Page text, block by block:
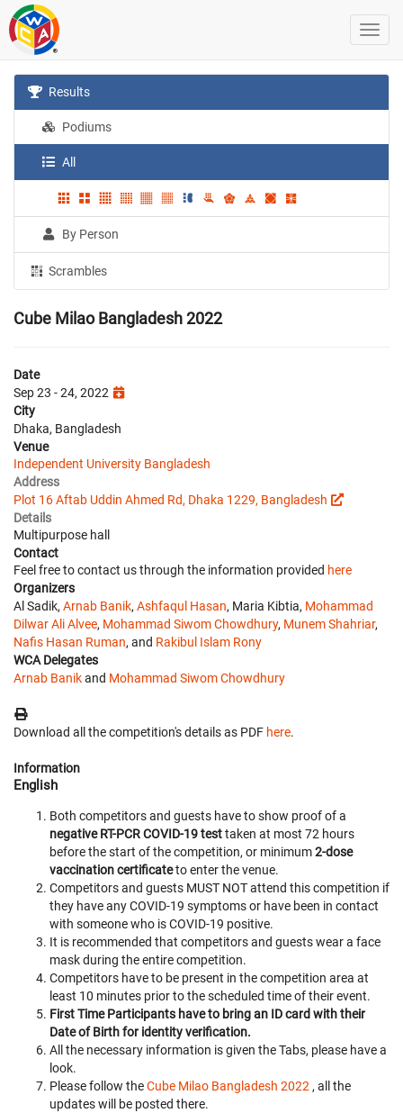
Results
Podiums
All
By Person
Scrambles
Cube Milao Bangladesh 2022
Date
Sep 23 - 24, 2022
City
Dhaka, Bangladesh
Venue
Independent University Bangladesh
Address
Plot 16 Aftab Uddin Ahmed Rd, Dhaka 1229, Bangladesh
Details
Multipurpose hall
Contact
Feel free to contact us through the information provided here
Organizers
Al Sadik, Arnab Banik, Ashfaqul Hasan, Maria Kibtia, Mohammad
Dilwar Ali Alvee, Mohammad Siwom Chowdhury, Munem Shahriar,
Nafis Hasan Ruman, and Rakibul Islam Rony
WCA Delegates
Arnab Banikand Mohammad Siwom Chowdhury
Download all the competition's details as PDF here.
Information
English
Both competitors and guests have to show proof of a
negative RT-PCR COVID-19 testtaken at most 72 hours
before the start of the competition, or minimum2-dose
vaccination certificateto enter the venue.
Competitors and guests MUST NOT attend this competition if
they have any COVID-19 symptoms or have been in contact
with someone who is COVID-19 positive.
It is recommended that competitors and guests wear a face
mask during the entire competition.
Competitors have to be present in the competition area at
least 10 minutes prior to the scheduled time of their event.
First Time Participants have to bring an ID card with their
Date of Birth for identity verification.
All the necessary information is given the Tabs, please have a
look.
Please follow theCube Milao Bangladesh 2022 , all the
updates will be posted there.